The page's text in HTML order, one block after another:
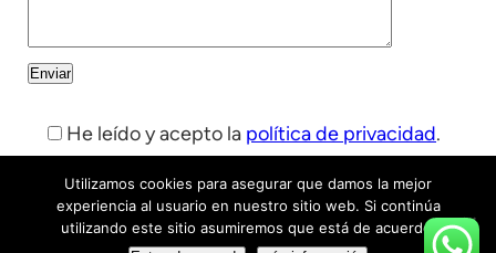
He leído y acepto la política de privacidad.
Agencia Seo Madrid – VenderPorinternet/ C. de Ladera
Utilizamos cookies para asegurar que damos la mejor
experiencia al usuario en nuestro sitio web. Si continúa
utilizando este sitio asumiremos que está de acuerdo.